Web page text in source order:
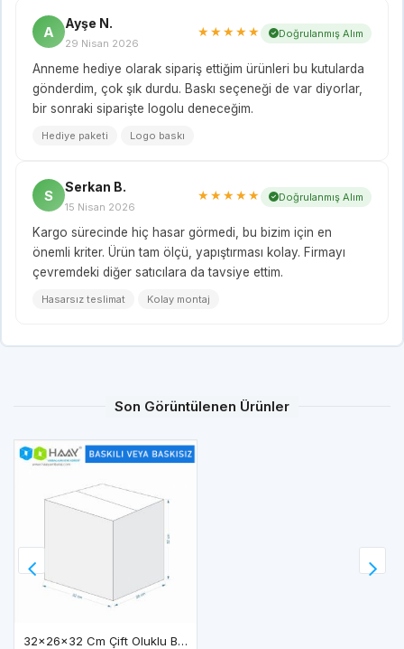
A
Ayşe N.
29 Nisan 2026
★★★★★ Doğrulanmış Alım
Anneme hediye olarak sipariş ettiğim ürünleri bu kutularda
gönderdim, çok şık durdu. Baskı seçeneği de var diyorlar,
bir sonraki siparişte logolu deneceğim.
Hediye paketi Logo baskı
S
Serkan B.
15 Nisan 2026
★★★★★ Doğrulanmış Alım
Kargo sürecinde hiç hasar görmedi, bu bizim için en
önemli kriter. Ürün tam ölçü, yapıştırması kolay. Firmayı
çevremdeki diğer satıcılara da tavsiye ettim.
Hasarsız teslimat Kolay montaj
Son Görüntülenen Ürünler
32x26x32 Cm Çift Oluklu Beyaz A-Box Koli